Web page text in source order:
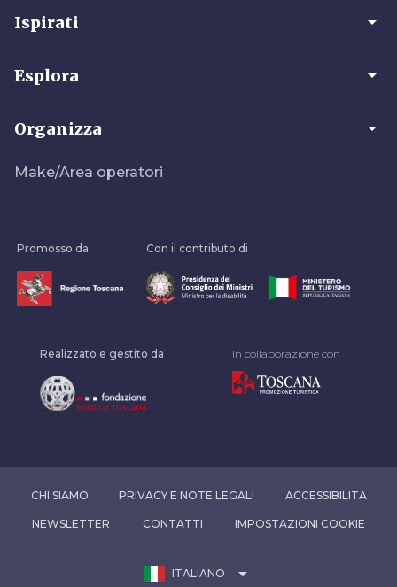
Ispirati arrow_drop_down
Esplora arrow_drop_down
Organizza arrow_drop_down
Make/Area operatori
Promosso da Con il contributo di
Realizzato e gestito da In collaborazione con
CHI SIAMO PRIVACY E NOTE LEGALI ACCESSIBILITÀ
NEWSLETTER CONTATTI IMPOSTAZIONI COOKIE
ITALIANO arrow_drop_down